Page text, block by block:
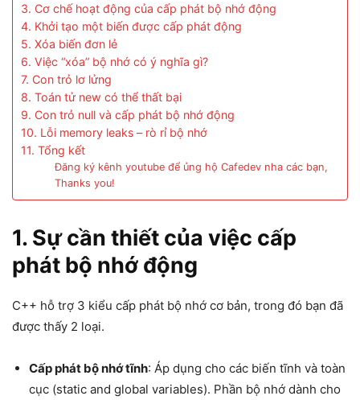
3. Cơ chế hoạt động của cấp phát bộ nhớ động
4. Khởi tạo một biến được cấp phát động
5. Xóa biến đơn lẻ
6. Việc “xóa” bộ nhớ có ý nghĩa gì?
7. Con trỏ lơ lửng
8. Toán tử new có thể thất bại
9. Con trỏ null và cấp phát bộ nhớ động
10. Lỗi memory leaks – rò rỉ bộ nhớ
11. Tổng kết
Đăng ký kênh youtube để ủng hộ Cafedev nha các bạn,
Thanks you!
1. Sự cần thiết của việc cấp
phát bộ nhớ động
C++ hỗ trợ 3 kiểu cấp phát bộ nhớ cơ bản, trong đó bạn đã
được thấy 2 loại.
Cấp phát bộ nhớ tĩnh: Áp dụng cho các biến tĩnh và toàn
cục (static and global variables). Phần bộ nhớ dành cho